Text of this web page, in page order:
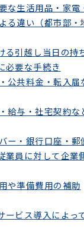
な生活用品・家電
る違い（都市部・
る引越し当日の持
必要な手続き
公共料金・転入届
給与・社宅契約な
ー・銀行口座・郵
業員に対して企業
や準備費用の補助
ービス導入によっ